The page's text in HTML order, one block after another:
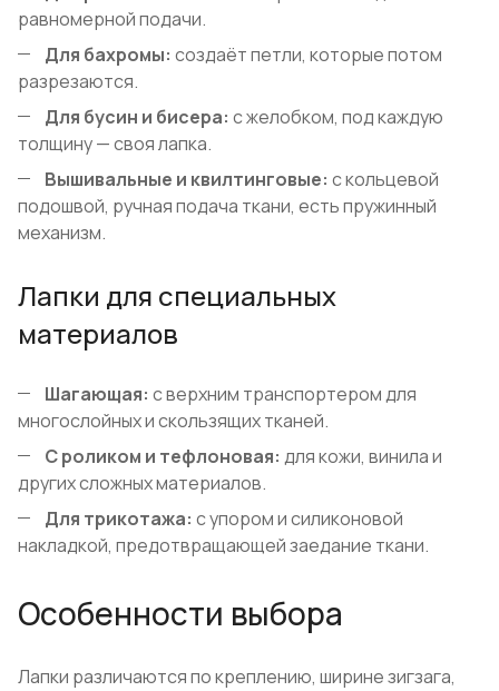
равномерной подачи.
Для бахромы: создаёт петли, которые потом
разрезаются.
Для бусин и бисера: с желобком, под каждую
толщину — своя лапка.
Вышивальные и квилтинговые: с кольцевой
подошвой, ручная подача ткани, есть пружинный
механизм.
Лапки для специальных
материалов
Шагающая: с верхним транспортером для
многослойных и скользящих тканей.
С роликом и тефлоновая: для кожи, винила и
других сложных материалов.
Для трикотажа: с упором и силиконовой
накладкой, предотвращающей заедание ткани.
Особенности выбора
Лапки различаются по креплению, ширине зигзага,